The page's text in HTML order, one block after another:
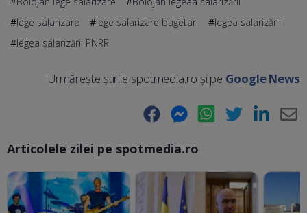
lege salarizare
lege salarizare bugetari
legea salarizării
legea salarizării PNRR
Urmărește știrile spotmedia.ro și pe Google News
Facebook Messenger WhatsApp Twitter LinkedIn
Articolele zilei pe spotmedia.ro